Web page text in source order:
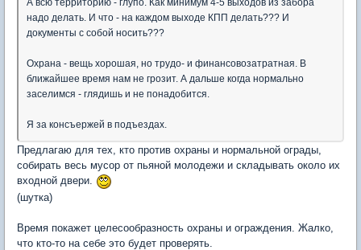
А всю территорию - глупо. Как минимум 4-5 выходов из забора
надо делать. И что - на каждом выходе КПП делать??? И
документы с собой носить???
Охрана - вещь хорошая, но трудо- и финансовозатратная. В
ближайшее время нам не грозит. А дальше когда нормально
заселимся - глядишь и не понадобится.
Я за консъержей в подъездах.
Предлагаю для тех, кто против охраны и нормальной ограды,
собирать весь мусор от пьяной молодежи и складывать около их
входной двери.
(шутка)
Время покажет целесообразность охраны и ограждения. Жалко,
что кто-то на себе это будет проверять.